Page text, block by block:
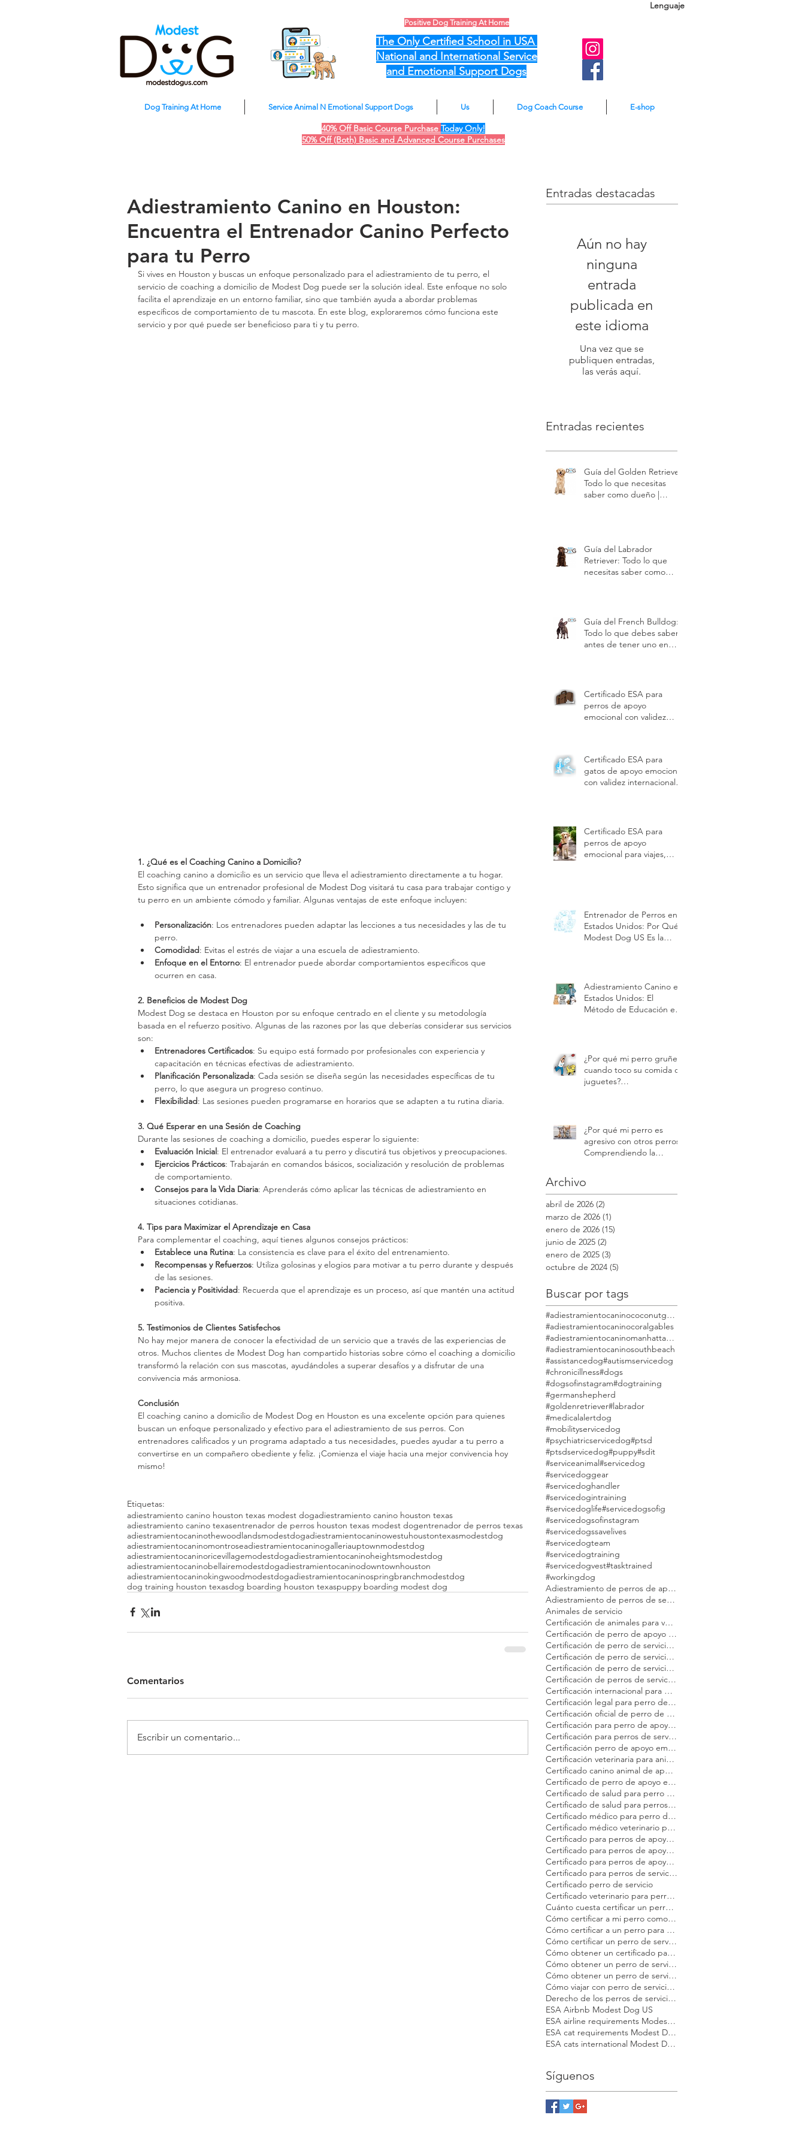
Positive Dog Training At Home
The Only Certified School in USA
National and International Service
and Emotional Support Dogs
Lenguaje
Dog Training At Home Service Animal N Emotional Support Dogs Us Dog Coach Course E-shop
40% Off Basic Course Purchase Today Only!
50% Off (Both) Basic and Advanced Course Purchases
Adiestramiento Canino en Houston:
Encuentra el Entrenador Canino Perfecto
para tu Perro
Si vives en Houston y buscas un enfoque personalizado para el adiestramiento de tu perro, el
servicio de coaching a domicilio de Modest Dog puede ser la solución ideal. Este enfoque no solo
facilita el aprendizaje en un entorno familiar, sino que también ayuda a abordar problemas
específicos de comportamiento de tu mascota. En este blog, exploraremos cómo funciona este
servicio y por qué puede ser beneficioso para ti y tu perro.
1. ¿Qué es el Coaching Canino a Domicilio?
El coaching canino a domicilio es un servicio que lleva el adiestramiento directamente a tu hogar.
Esto significa que un entrenador profesional de Modest Dog visitará tu casa para trabajar contigo y
tu perro en un ambiente cómodo y familiar. Algunas ventajas de este enfoque incluyen:
Personalización: Los entrenadores pueden adaptar las lecciones a tus necesidades y las de tu
perro.
Comodidad: Evitas el estrés de viajar a una escuela de adiestramiento.
Enfoque en el Entorno: El entrenador puede abordar comportamientos específicos que
ocurren en casa.
2. Beneficios de Modest Dog
Modest Dog se destaca en Houston por su enfoque centrado en el cliente y su metodología
basada en el refuerzo positivo. Algunas de las razones por las que deberías considerar sus servicios
son:
Entrenadores Certificados: Su equipo está formado por profesionales con experiencia y
capacitación en técnicas efectivas de adiestramiento.
Planificación Personalizada: Cada sesión se diseña según las necesidades específicas de tu
perro, lo que asegura un progreso continuo.
Flexibilidad: Las sesiones pueden programarse en horarios que se adapten a tu rutina diaria.
3. Qué Esperar en una Sesión de Coaching
Durante las sesiones de coaching a domicilio, puedes esperar lo siguiente:
Evaluación Inicial: El entrenador evaluará a tu perro y discutirá tus objetivos y preocupaciones.
Ejercicios Prácticos: Trabajarán en comandos básicos, socialización y resolución de problemas
de comportamiento.
Consejos para la Vida Diaria: Aprenderás cómo aplicar las técnicas de adiestramiento en
situaciones cotidianas.
4. Tips para Maximizar el Aprendizaje en Casa
Para complementar el coaching, aquí tienes algunos consejos prácticos:
Establece una Rutina: La consistencia es clave para el éxito del entrenamiento.
Recompensas y Refuerzos: Utiliza golosinas y elogios para motivar a tu perro durante y después
de las sesiones.
Paciencia y Positividad: Recuerda que el aprendizaje es un proceso, así que mantén una actitud
positiva.
5. Testimonios de Clientes Satisfechos
No hay mejor manera de conocer la efectividad de un servicio que a través de las experiencias de
otros. Muchos clientes de Modest Dog han compartido historias sobre cómo el coaching a domicilio
transformó la relación con sus mascotas, ayudándoles a superar desafíos y a disfrutar de una
convivencia más armoniosa.
Conclusión
El coaching canino a domicilio de Modest Dog en Houston es una excelente opción para quienes
buscan un enfoque personalizado y efectivo para el adiestramiento de sus perros. Con
entrenadores calificados y un programa adaptado a tus necesidades, puedes ayudar a tu perro a
convertirse en un compañero obediente y feliz. ¡Comienza el viaje hacia una mejor convivencia hoy
mismo!
Etiquetas:
adiestramiento canino houston texas modest dogadiestramiento canino houston texas
adiestramiento canino texasentrenador de perros houston texas modest dogentrenador de perros texas
adiestramientocaninothewoodlandsmodestdogadiestramientocaninowestuhoustontexasmodestdog
adiestramientocaninomontroseadiestramientocaninogalleriauptownmodestdog
adiestramientocaninoricevillagemodestdogadiestramientocaninoheightsmodestdog
adiestramientocaninobellairemodestdogadiestramientocaninodowntownhouston
adiestramientocaninokingwoodmodestdogadiestramientocaninospringbranchmodestdog
dog training houston texasdog boarding houston texaspuppy boarding modest dog
Comentarios
Escribir un comentario...
Entradas destacadas
Aún no hay
ninguna
entrada
publicada en
este idioma
Una vez que se
publiquen entradas,
las verás aquí.
Entradas recientes
Guía del Golden Retriever:
Todo lo que necesitas
saber como dueño |
Guía del Labrador
Retriever: Todo lo que
necesitas saber como
Guía del French Bulldog:
Todo lo que debes saber
antes de tener uno en
Certificado ESA para
perros de apoyo
emocional con validez
Certificado ESA para
gatos de apoyo emocional
con validez internacional
Certificado ESA para
perros de apoyo
emocional para viajes,
Entrenador de Perros en
Estados Unidos: Por Qué
Modest Dog US Es la
Dog US
Adiestramiento Canino en
Estados Unidos: El
Método de Educación en
¿Por qué mi perro gruñe
cuando toco su comida o
juguetes?
¿Por qué mi perro es
agresivo con otros perros?
Comprendiendo la
Archivo
abril de 2026 (2)
marzo de 2026 (1)
enero de 2026 (15)
junio de 2025 (2)
enero de 2025 (3)
octubre de 2024 (5)
Buscar por tags
#adiestramientocaninococonutgrove
#adiestramientocaninocoralgables
#adiestramientocaninomanhattanmodestdog
#adiestramientocaninosouthbeach
#assistancedog#autismservicedog
#chronicillness#dogs
#dogsofinstagram#dogtraining
#germanshepherd
#goldenretriever#labrador
#medicalalertdog
#mobilityservicedog
#psychiatricservicedog#ptsd
#ptsdservicedog#puppy#sdit
#serviceanimal#servicedog
#servicedoggear
#servicedoghandler
#servicedogintraining
#servicedoglife#servicedogsofig
#servicedogsofinstagram
#servicedogssavelives
#servicedogteam
#servicedogtraining
#servicedogvest#tasktrained
#workingdog
Adiestramiento de perros de apoyo emocional Modest Dog
Adiestramiento de perros de servicio Modest Dog
Animales de servicio
Certificación de animales para vuelo en avión Modest Dog
Certificación de perro de apoyo emocional
Certificación de perro de servicio Modest Dog
Certificación de perro de servicio en EE. UU. para adultos
Certificación de perro de servicio para viajeros
Certificación de perros de servicio para viajar en avión Modest Dog
Certificación internacional para perros de servicio Modest Dog
Certificación legal para perro de servicio
Certificación oficial de perro de servicio
Certificación para perro de apoyo emocional Modest Dog
Certificación para perros de servicio
Certificación perro de apoyo emocional
Certificación veterinaria para animales de servicio Modest Dog
Certificado canino animal de apoyo emocional
Certificado de perro de apoyo emocional para avión
Certificado de salud para perro de servicio Modest Dog
Certificado de salud para perros de servicio en EE. UU. Modest Dog
Certificado médico para perro de apoyo emocional Modest Dog
Certificado médico veterinario para viajar Modest Dog
Certificado para perros de apoyo emocional
Certificado para perros de apoyo emocional en Estados Unidos Modest Dog
Certificado para perros de apoyo emocional en vuelo Modest Dog
Certificado para perros de servicio en vuelo Modest Dog
Certificado perro de servicio
Certificado veterinario para perros de servicio y apoyo emocional Modest Dog
Cuánto cuesta certificar un perro de servicio
Cómo certificar a mi perro como de servicio Modest Dog
Cómo certificar a un perro para viajar Modest Dog
Cómo certificar un perro de servicio
Cómo obtener un certificado para perro de apoyo emocional
Cómo obtener un perro de servicio Modest Dog
Cómo obtener un perro de servicio en EE. UU.
Cómo viajar con perro de servicio certificado en EE. UU.
Derecho de los perros de servicio en EE. UU.
ESA Airbnb Modest Dog US
ESA airline requirements Modest Dog US
ESA cat requirements Modest Dog US
ESA cats international Modest Dog US
Síguenos